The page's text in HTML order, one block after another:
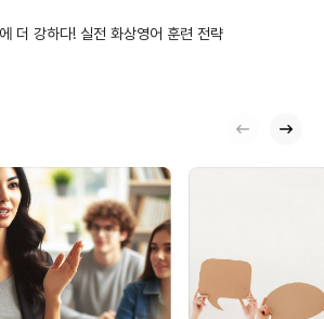
더 강하다! 실전 화상영어 훈련 전략